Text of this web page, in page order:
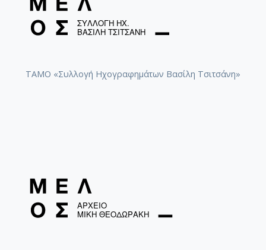
ΤΑΜΟ «Συλλογή Ηχογραφημάτων Βασίλη Τσιτσάνη»